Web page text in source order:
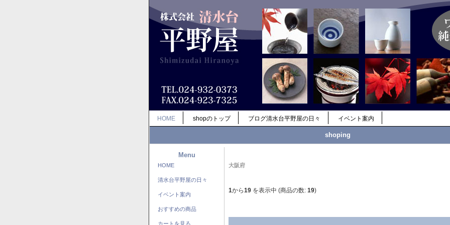
HOME shopのトップ ブログ清水台平野屋の日々 イベント案内
shoping
Menu
HOME
清水台平野屋の日々
イベント案内
おすすめの商品
カートを見る
大阪府
1から19 を表示中 (商品の数: 19)